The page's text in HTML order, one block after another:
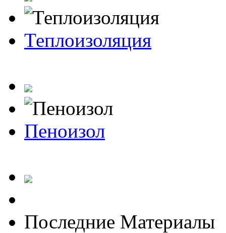
Теплоизоляция
Пеноизол
Последние Материалы